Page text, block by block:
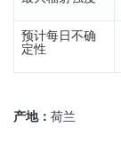
预计每日不确
定性
产地： 荷兰